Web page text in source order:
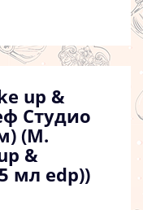
up &
Студио
(M.
&
мл edp))